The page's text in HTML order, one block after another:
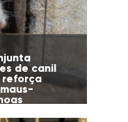
de canil
reforça